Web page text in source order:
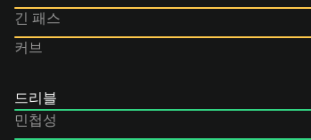
긴 패스
커브
드리블
민첩성